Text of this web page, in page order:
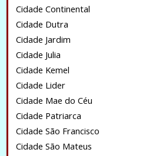
Cidade Continental
Cidade Dutra
Cidade Jardim
Cidade Julia
Cidade Kemel
Cidade Lider
Cidade Mae do Céu
Cidade Patriarca
Cidade São Francisco
Cidade São Mateus